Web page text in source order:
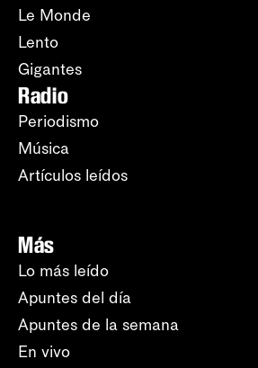
Le Monde
Lento
Gigantes
Radio
Periodismo
Música
Artículos leídos
Más
Lo más leído
Apuntes del día
Apuntes de la semana
En vivo